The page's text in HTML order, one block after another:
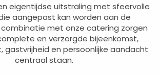
eigentijdse uitstraling met sfeervolle
aangepast kan worden aan de
combinatie met onze catering zorgen
en verzorgde bijeenkomst,
gastvrijheid en persoonlijke aandacht
centraal staan.